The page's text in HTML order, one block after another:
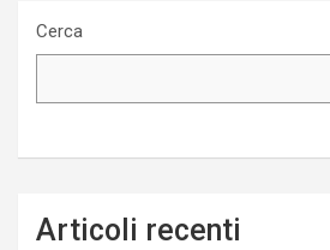
Cerca
Articoli recenti